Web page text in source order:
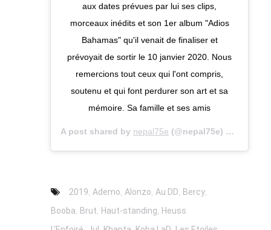
aux dates prévues par lui ses clips,
morceaux inédits et son 1er album "Adios
Bahamas" qu'il venait de finaliser et
prévoyait de sortir le 10 janvier 2020. Nous
remercions tout ceux qui l'ont compris,
soutenu et qui font perdurer son art et sa
mémoire. Sa famille et ses amis
A post shared by nepal75e (@nepal75e) on
2019, Ademo, Alonzo, Au DD, Bercy,
Booba, Brut, Haut-standing, Heuss